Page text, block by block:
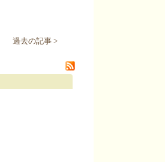
過去の記事 >